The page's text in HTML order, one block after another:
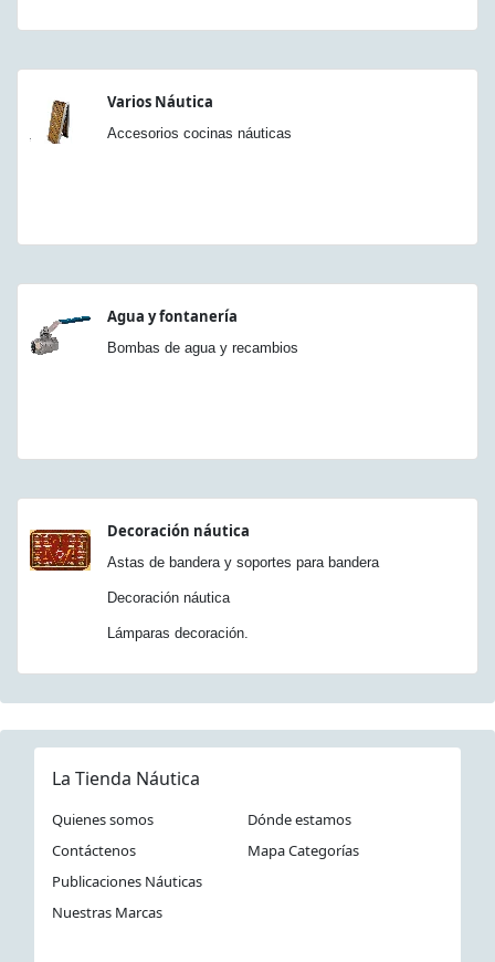
Varios Náutica
Accesorios cocinas náuticas
Agua y fontanería
Bombas de agua y recambios
Decoración náutica
Astas de bandera y soportes para bandera
Decoración náutica
Lámparas decoración.
La Tienda Náutica
Quienes somos
Dónde estamos
Contáctenos
Mapa Categorías
Publicaciones Náuticas
Nuestras Marcas